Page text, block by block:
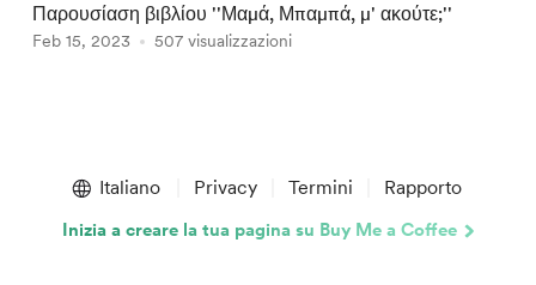
Παρουσίαση βιβλίου ''Μαμά, Μπαμπά, μ' ακούτε;''
Feb 15, 2023 507 visualizzazioni
Italiano Privacy Termini Rapporto
Inizia a creare la tua pagina su Buy Me a Coffee